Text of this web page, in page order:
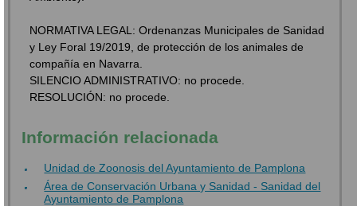
NORMATIVA LEGAL: Ordenanzas Municipales de Sanidad
y Ley Foral 19/2019, de protección de los animales de
compañía en Navarra.
SILENCIO ADMINISTRATIVO: no procede.
RESOLUCIÓN: no procede.
Información relacionada
Unidad de Zoonosis del Ayuntamiento de Pamplona
Área de Conservación Urbana y Sanidad - Sanidad del
Ayuntamiento de Pamplona